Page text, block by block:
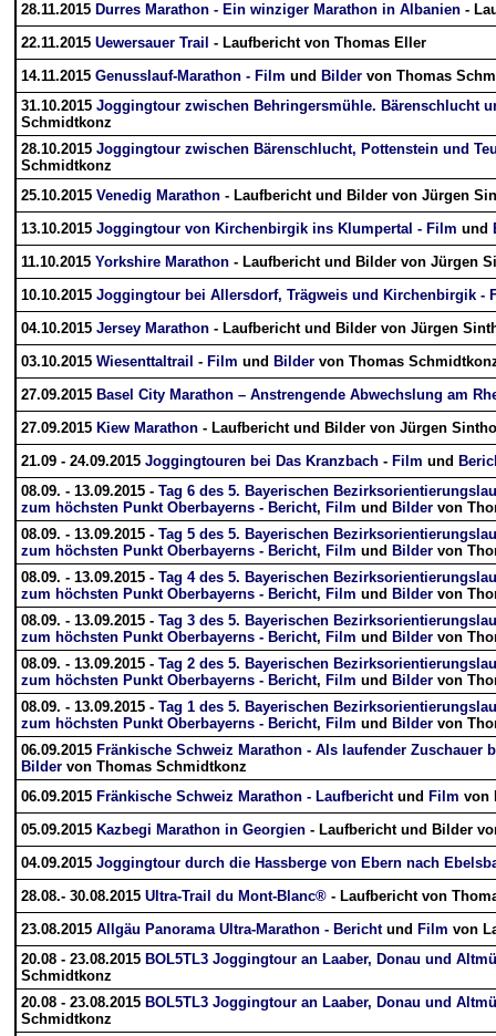
28.11.2015 Durres Marathon - Ein winziger Marathon in Albanien -
22.11.2015 Uewersauer Trail - Laufbericht von Thomas Eller
14.11.2015 Genusslauf-Marathon - Film und Bilder von Thomas
31.10.2015 Joggingtour zwischen Behringersmühle. Bärenschlucht
Schmidtkonz
28.10.2015 Joggingtour zwischen Bärenschlucht, Pottenstein und
Schmidtkonz
25.10.2015 Venedig Marathon - Laufbericht und Bilder von Jürgen
13.10.2015 Joggingtour von Kirchenbirgik ins Klumpertal - Film und
11.10.2015 Yorkshire Marathon - Laufbericht und Bilder von Jürgen
10.10.2015 Joggingtour bei Allersdorf, Trägweis und Kirchenbirgik -
04.10.2015 Jersey Marathon - Laufbericht und Bilder von Jürgen
03.10.2015 Wiesenttaltrail - Film und Bilder von Thomas
27.09.2015 Basel City Marathon – Anstrengende Abwechslung am
27.09.2015 Kiew Marathon - Laufbericht und Bilder von Jürgen
21.09 - 24.09.2015 Joggingtouren bei Das Kranzbach - Film und
08.09. - 13.09.2015 - Tag 6 des 5. Bayerischen
zum höchsten Punkt Oberbayerns - Bericht, Film und Bilder von
08.09. - 13.09.2015 - Tag 5 des 5. Bayerischen
zum höchsten Punkt Oberbayerns - Bericht, Film und Bilder von
08.09. - 13.09.2015 - Tag 4 des 5. Bayerischen
zum höchsten Punkt Oberbayerns - Bericht, Film und Bilder von
08.09. - 13.09.2015 - Tag 3 des 5. Bayerischen
zum höchsten Punkt Oberbayerns - Bericht, Film und Bilder von
08.09. - 13.09.2015 - Tag 2 des 5. Bayerischen
zum höchsten Punkt Oberbayerns - Bericht, Film und Bilder von
08.09. - 13.09.2015 - Tag 1 des 5. Bayerischen
zum höchsten Punkt Oberbayerns - Bericht, Film und Bilder von
06.09.2015 Fränkische Schweiz Marathon - Als laufender Zuschauer
Bilder von Thomas Schmidtkonz
06.09.2015 Fränkische Schweiz Marathon - Laufberichtund Film von
05.09.2015 Kazbegi Marathon in Georgien - Laufbericht und Bilder
04.09.2015 Joggingtour durch die Hassberge von Ebern nach
28.08.- 30.08.2015 Ultra-Trail du Mont-Blanc® - Laufbericht von
23.08.2015 Allgäu Panorama Ultra-Marathon - Berichtund Film von
20.08 - 23.08.2015 BOL5TL3 Joggingtour an Laaber, Donau und
Schmidtkonz
20.08 - 23.08.2015 BOL5TL3 Joggingtour an Laaber, Donau und
Schmidtkonz